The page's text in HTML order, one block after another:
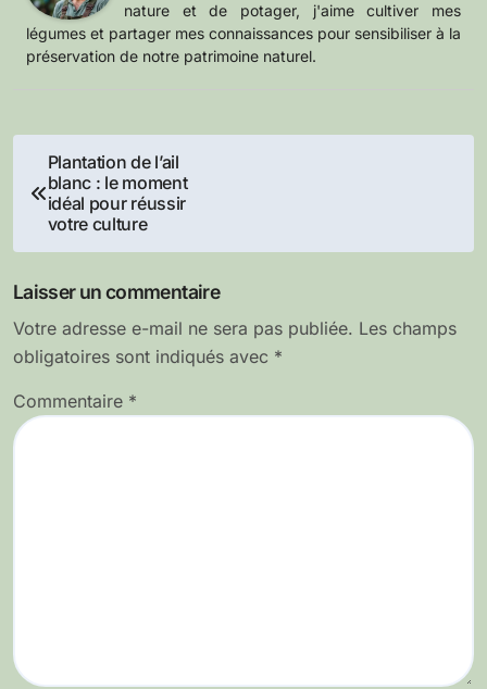
nature et de potager, j'aime cultiver mes
légumes et partager mes connaissances pour sensibiliser à la
préservation de notre patrimoine naturel.
Navigation
de
l’article
Plantation de l’ail
blanc : le moment
idéal pour réussir
votre culture
Laisser un commentaire
Votre adresse e-mail ne sera pas publiée. Les champs
obligatoires sont indiqués avec *
Commentaire *